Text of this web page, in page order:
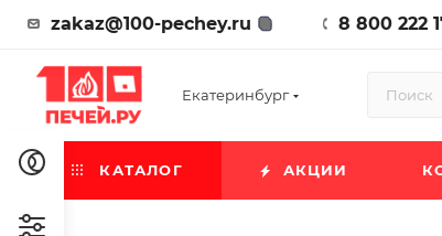
zakaz@100-pechey.ru 8 800 222
Екатеринбург
КАТАЛОГ АКЦИИ